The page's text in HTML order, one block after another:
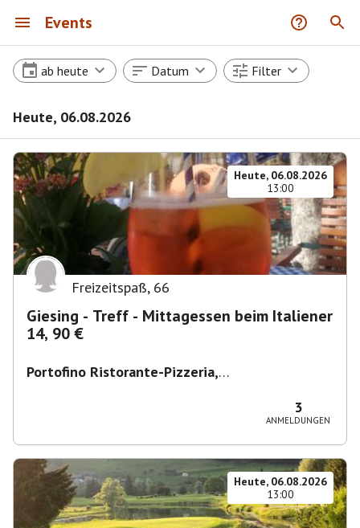
Events
ab heute Datum Filter
Heute, 06.08.2026
Heute, 06.08.2026
13:00
Freizeitspaß, 66
Giesing - Treff - Mittagessen beim Italiener
14, 90 €
Portofino Ristorante-Pizzeria,
3
ANMELDUNGEN
Heute, 06.08.2026
13:00